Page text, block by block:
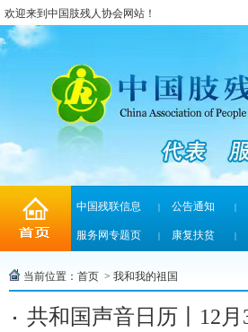
欢迎来到中国肢残人协会网站！
中国残联信息 | 公告通知 |
服务网专题页 | 康复扶贫 |
当前位置： 首页 > 我和我的祖国
共和国声音日历丨12月